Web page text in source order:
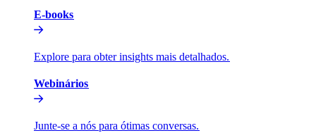
E-books​​
Explore para obter insights mais detalhados.​​
Webinários​​
Junte-se a nós para ótimas conversas.​​